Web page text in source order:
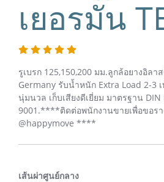
เยอรมัน
รูเบรก 125,150,200 มม.ลูกล้อยางอิลา
Germany รับน้ำหนัก Extra Load 2-3
นุ่มนวล เก็บเสียงดีเยี่ยม มาตรฐาน DIN
9001.****ติดต่อพนักงานขายเพื่อขอร
@happymove ****
เส้นผ่าศูนย์กลาง